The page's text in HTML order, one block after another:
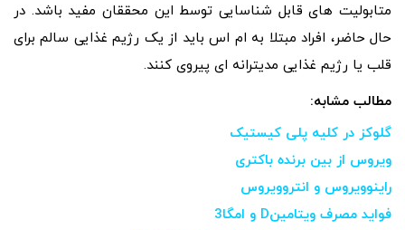
متابولیت های قابل شناسایی توسط این محققان مفید باشد. در
حال حاضر، افراد مبتلا به ام اس باید از یک رژیم غذایی سالم برای
قلب یا رژیم غذایی مدیترانه ای پیروی کنند.
مطالب مشابه:
گلوکز در کلیه پلی کیستیک
ویروس از بین برنده باکتری
راینوویروس و انتروویروس
فواید مصرف ویتامینD و امگا3